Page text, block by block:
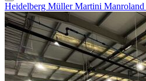
Heidelberg Müller Martini Manroland